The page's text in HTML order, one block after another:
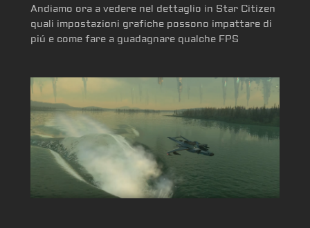
Andiamo ora a vedere nel dettaglio in Star Citizen
quali impostazioni grafiche possono impattare di
piú e come fare a guadagnare qualche FPS